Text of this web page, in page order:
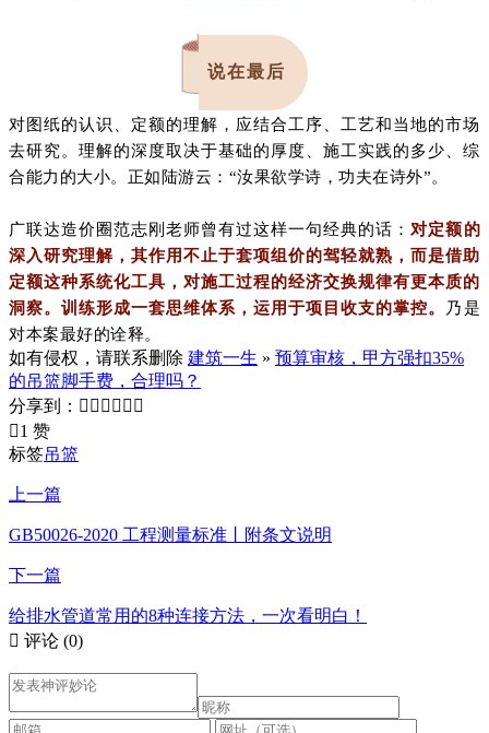
说在最后
对图纸的认识、定额的理解，应结合工序、工艺和当地的市场
去研究。理解的深度取决于基础的厚度、施工实践的多少、综
合能力的大小。正如陆游云：“汝果欲学诗，功夫在诗外”。
广联达造价圈范志刚老师曾有过这样一句经典的话： 对定额的
深入研究理解，其作用不止于套项组价的驾轻就熟，而是借助
定额这种系统化工具，对施工过程的经济交换规律有更本质的
洞察。训练形成一套思维体系，运用于项目收支的掌控。 乃是
对本案最好的诠释。
如有侵权，请联系删除 建筑一生 » 预算审核，甲方强扣35%
的吊篮脚手费，合理吗？
分享到：      
1 赞
标签吊篮
上一篇
GB50026-2020 工程测量标准丨附条文说明
下一篇
给排水管道常用的8种连接方法，一次看明白！
 评论 (0)